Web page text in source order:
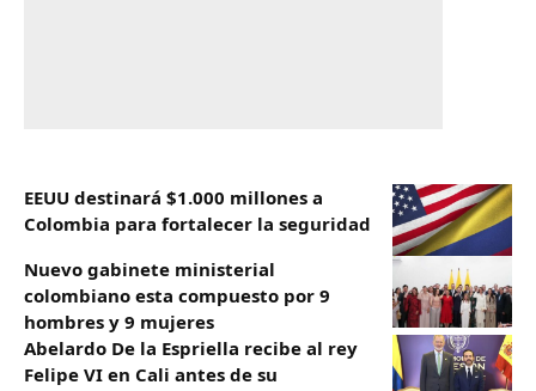
EEUU destinará $1.000 millones a
Colombia para fortalecer la seguridad
Nuevo gabinete ministerial
colombiano esta compuesto por 9
hombres y 9 mujeres
Abelardo De la Espriella recibe al rey
Felipe VI en Cali antes de su